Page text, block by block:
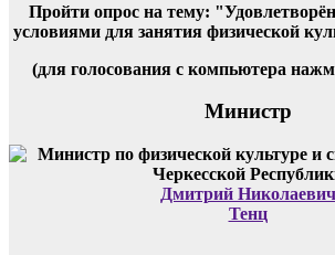
Пройти опрос на тему:
условиями для занятия физической
(для голосования с компьютера
Министр
Дмитрий Николаевич
Тенц